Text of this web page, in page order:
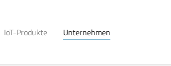
IoT-Produkte Unternehmen